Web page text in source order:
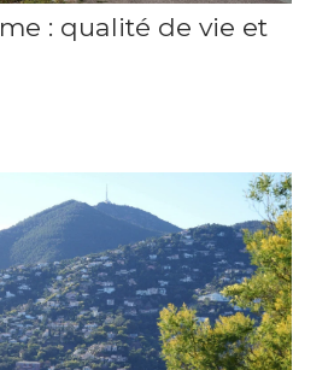
: qualité de vie et